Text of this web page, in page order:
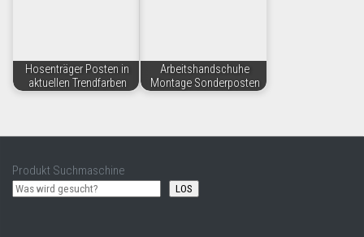
Hosenträger Posten in
aktuellen Trendfarben
Arbeitshandschuhe
Montage Sonderposten
Produkt Suchmaschine
LOS